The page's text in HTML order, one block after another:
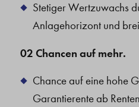
Stetiger Wertzuwachs
Anlagehorizont und
02 Chancen auf mehr.
Chance auf eine hohe
Garantierente ab